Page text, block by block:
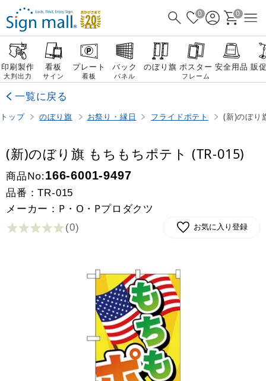
0 0
印刷製作
大判出力
看板
サイン
プレート
看板
バック
パネル
のぼり旗 ポスター
フレーム
安全用品 販
一覧に戻る
トップ のぼり旗 お祭り・縁日 フライドポテト (新)のぼり
(新)のぼり旗 もちもちポテト (TR-015)
商品No:166-6001-9497
品番：TR-015
メーカー：P・O・Pプロダクツ
(0) お気に入り登録